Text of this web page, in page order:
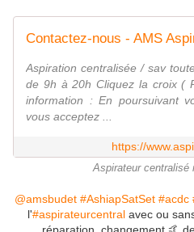
Contactez-nous - AMS
Aspiration centralisée / sav
de 9h à 20h Cliquez la croix (
information : En poursuivant
vous acceptez ...
https://
Aspirateur centralisé
@amsbudet #AshiapSatSet #acdc
l'#aspirateurcentralavec ou